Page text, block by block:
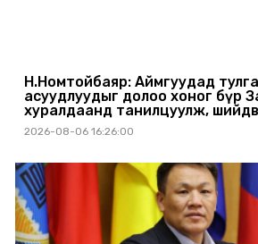
Н.Номтойбаяр: Аймгуудад
асуудлуудыг долоо хоног бүр
хуралдаанд танилцуулж,
2026-08-06 16:26:00